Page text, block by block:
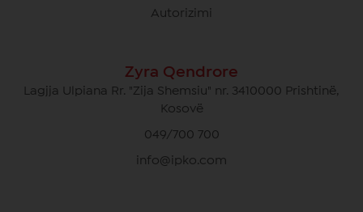
Autorizimi
Zyra Qendrore
Lagjja Ulpiana Rr. "Zija Shemsiu" nr. 3410000 Prishtinë,
Kosovë
049/700 700
info@ipko.com